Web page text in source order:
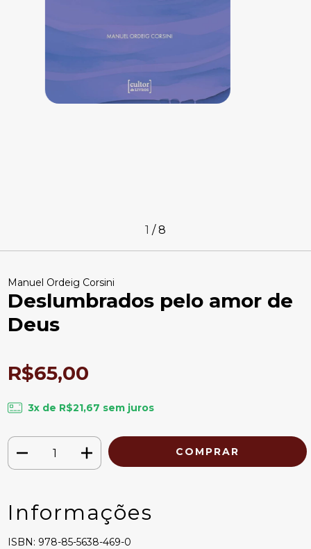
1 /8
Manuel Ordeig Corsini
Deslumbrados pelo amor de
Deus
R$65,00
3x de R$21,67 sem juros
Informações
ISBN: 978-85-5638-469-0